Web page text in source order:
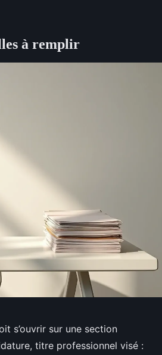
à remplir
s’ouvrir sur une section
titre professionnel visé :